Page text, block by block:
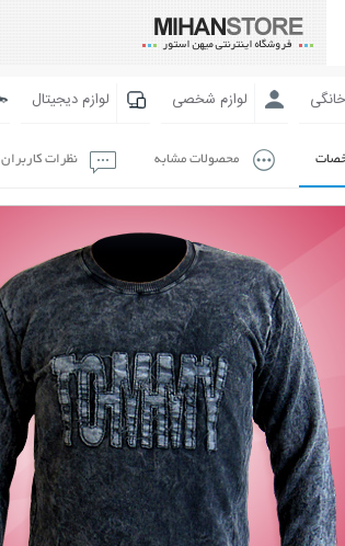
لوازم شخصی لوازم دیجیتال
محصولات مشابه نظرات کاربران